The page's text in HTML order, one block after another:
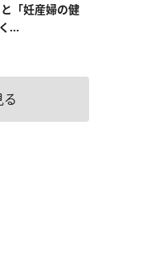
「妊産婦の健
...